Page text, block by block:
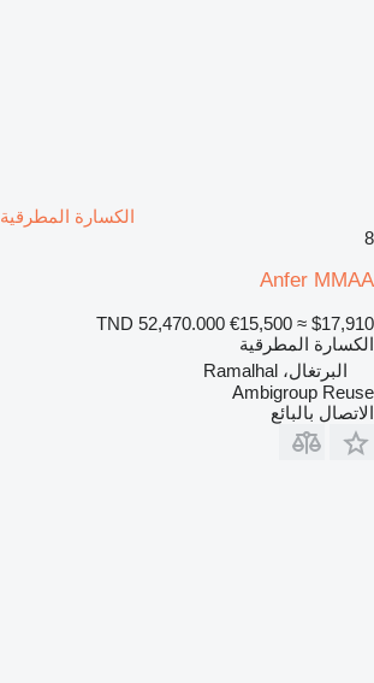
الكسارة المطرقية Anfer MMAA
8
Anfer MMAA
TND 52,470.000 €15,500 ≈ $17,910
الكسارة المطرقية
البرتغال، Ramalhal
Ambigroup Reuse
الاتصال بالبائع